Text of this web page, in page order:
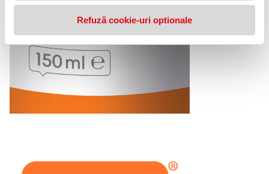
Refuză cookie-uri optionale
de 150 ml